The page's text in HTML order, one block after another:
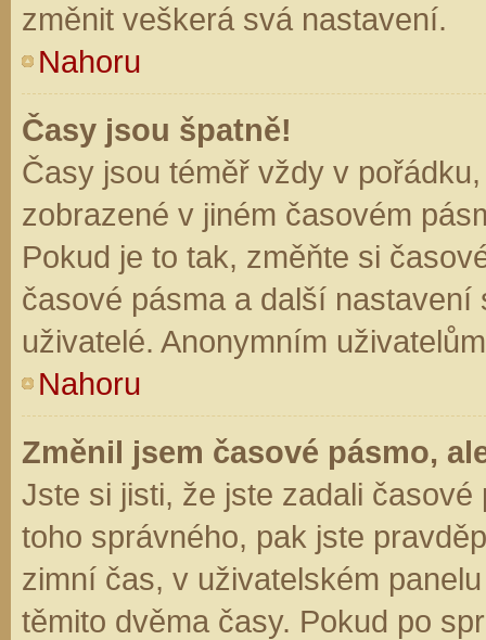
změnit veškerá svá nastavení.
Nahoru
Časy jsou špatně!
Časy jsou téměř vždy v
zobrazené v jiném časovém
Pokud je to tak, změňte si
časové pásma a další
uživatelé. Anonymním
Nahoru
Změnil jsem časové pásmo,
Jste si jisti, že jste zadali
toho správného, pak jste
zimní čas, v uživatelském
těmito dvěma časy. Pokud po